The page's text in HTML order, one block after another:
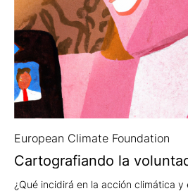
European Climate Foundation
Cartografiando la
¿Qué incidirá en la acción climática y